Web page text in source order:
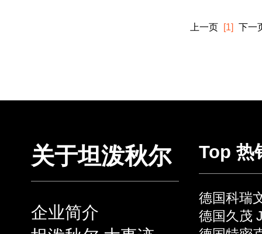
上一页 [1] 下一
关于坦泼秋尔
企业简介
Top 热
德国科瑞
德国久茂